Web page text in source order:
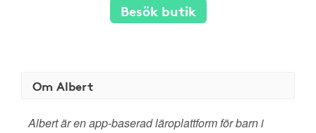
Besök butik
Om Albert
Albert är en app-baserad läroplattform för barn i